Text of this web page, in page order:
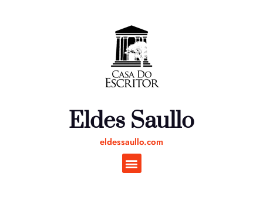
Eldes Saullo
eldessaullo.com